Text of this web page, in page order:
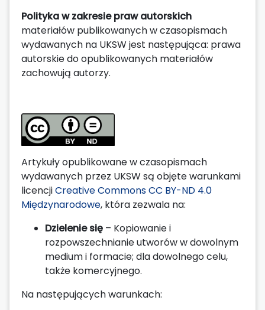
Polityka w zakresie praw autorskich
materiałów publikowanych w czasopismach
wydawanych na UKSW jest następująca: prawa
autorskie do opublikowanych materiałów
zachowują autorzy.
Artykuły opublikowane w czasopismach
wydawanych przez UKSW są objęte warunkami
licencjiCreative Commons CC BY-ND 4.0
Międzynarodowe, która zezwala na:
Dzielenie się – Kopiowanie i
rozpowszechnianie utworów w dowolnym
medium i formacie; dla dowolnego celu,
także komercyjnego.
Na następujących warunkach: